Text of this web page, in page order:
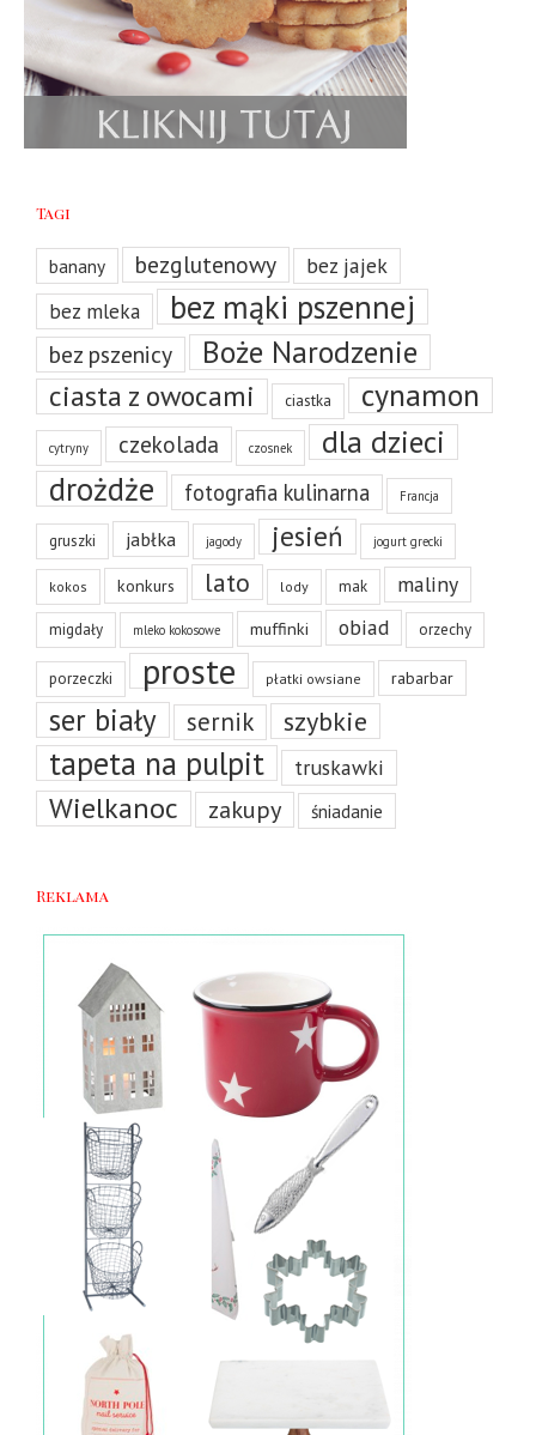
Tagi
banany bezglutenowy bez jajek
bez mleka bez mąki pszennej
bez pszenicy Boże Narodzenie
ciasta z owocami ciastka cynamon
cytryny czekolada czosnek dla dzieci
drożdże fotografia kulinarna Francja
gruszki jabłka jagody jesień jogurt grecki
kokos konkurs lato lody mak maliny
migdały mleko kokosowe muffinki obiad orzechy
porzeczki proste płatki owsiane rabarbar
ser biały sernik szybkie
tapeta na pulpit truskawki
Wielkanoc zakupy śniadanie
Reklama